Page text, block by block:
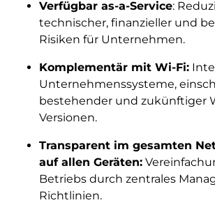
Verfügbar as-a-Service:
technischer, finanzieller und
Risiken für Unternehmen.
Komplementär mit Wi-Fi:
Unternehmenssysteme,
bestehender und zukünftiger
Versionen.
Transparent im gesamten
auf allen Geräten:
Betriebs durch zentrales
Richtlinien.